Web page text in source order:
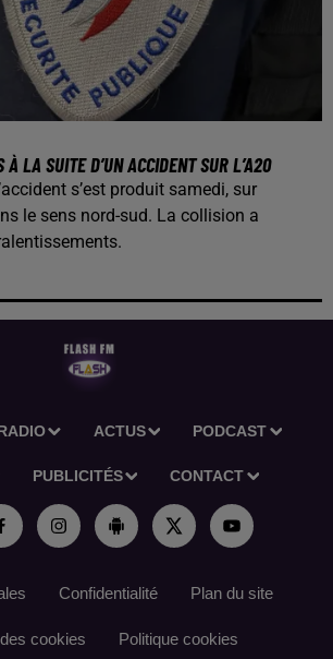
LA SUITE D’UN ACCIDENT SUR L’A20
s’est produit samedi, sur
le sens nord-sud. La collision a
ACTUS PODCAST
PUBLICITÉS CONTACT
Confidentialité Plan du site
cookies Politique cookies